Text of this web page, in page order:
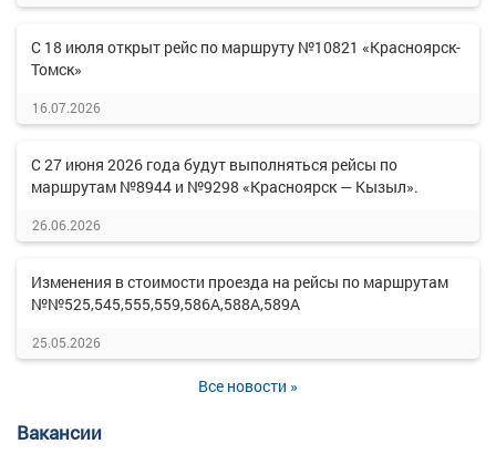
С 18 июля открыт рейс по маршруту №10821 «Красноярск-
Томск»
16.07.2026
С 27 июня 2026 года будут выполняться рейсы по
маршрутам №8944 и №9298 «Красноярск — Кызыл».
26.06.2026
Изменения в стоимости проезда на рейсы по маршрутам
№№525,545,555,559,586А,588А,589А
25.05.2026
Все новости »
Вакансии